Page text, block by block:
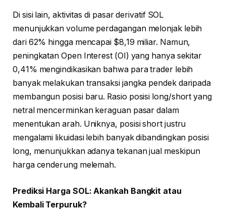
Di sisi lain, aktivitas di pasar derivatif SOL
menunjukkan volume perdagangan melonjak lebih
dari 62% hingga mencapai $8,19 miliar. Namun,
peningkatan Open Interest (OI) yang hanya sekitar
0,41% mengindikasikan bahwa para trader lebih
banyak melakukan transaksi jangka pendek daripada
membangun posisi baru. Rasio posisi long/short yang
netral mencerminkan keraguan pasar dalam
menentukan arah. Uniknya, posisi short justru
mengalami likuidasi lebih banyak dibandingkan posisi
long, menunjukkan adanya tekanan jual meskipun
harga cenderung melemah.
Prediksi Harga SOL: Akankah Bangkit atau
Kembali Terpuruk?